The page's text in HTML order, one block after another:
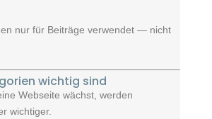
nur für Beiträge verwendet — nicht
wichtig sind
Webseite wächst, werden
wichtiger.